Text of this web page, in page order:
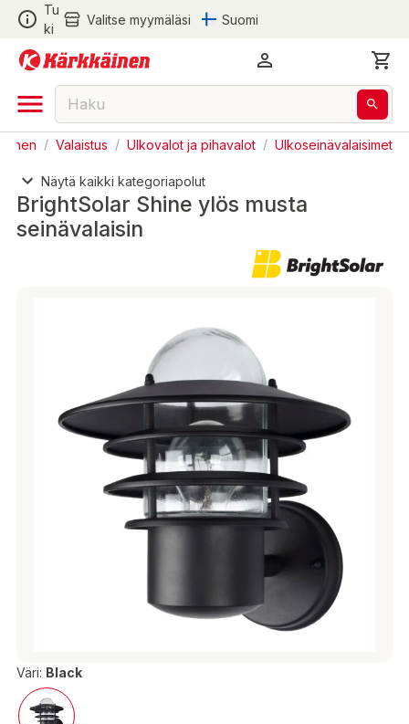
Tu
ki
Valitse myymäläsi Suomi
/ Valaistus / Ulkovalot ja pihavalot / Ulkoseinävalaisimet
Näytä kaikki kategoriapolut
BrightSolar Shine ylös musta
seinävalaisin
Väri: Black